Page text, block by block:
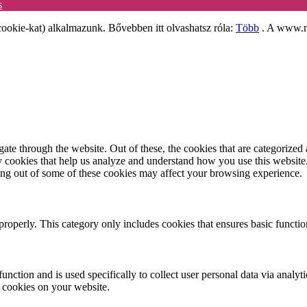
kat) alkalmazunk. Bővebben itt olvashatsz róla: Több . A
through the website. Out of these, the cookies that are categorized
that help us analyze and understand how you use this
out of some of these cookies may affect your browsing experience.
This category only includes cookies that ensures basic
and is used specifically to collect user personal data via
on your website.